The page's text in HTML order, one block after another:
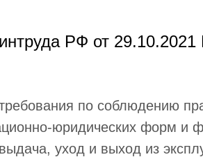
РФ от 29.10.2021
по соблюдению
юридических форм и
уход и выход из